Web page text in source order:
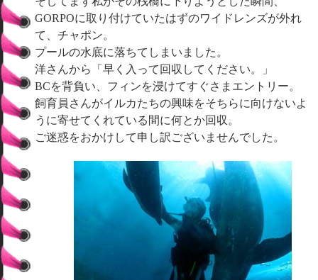
GORPOに取り付けていたはずのワイドレンズが外れ
て、チャポン。
プールの水底に落ちてしまいました。
洋さんから「早く入って回収してください。」
BCを背負い、フィンを浸けてすぐさまエントリー。
飼育員さんがイルカたちの興味をそちらに向けないよ
うに寄せてくれている間に何とか回収。
ご迷惑をおかけして申し訳ございませんでした。